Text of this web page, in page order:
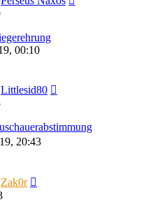
00:10
Littlesid80
20:43
Zak0r